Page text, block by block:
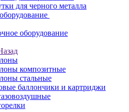
для черного металла
оборудование
композитные
стальные
баллончики и картриджи